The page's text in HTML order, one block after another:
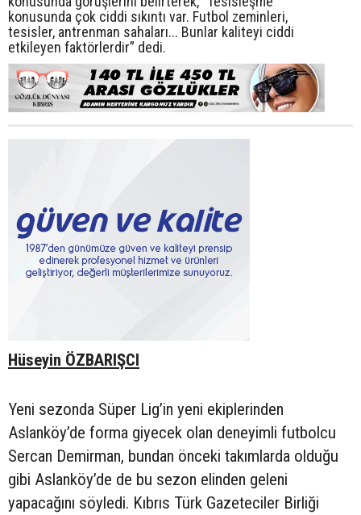
konusunda çok ciddi sıkıntı var. Futbol zeminleri,
tesisler, antrenman sahaları... Bunlar kaliteyi ciddi
etkileyen faktörlerdir” dedi.
Hüseyin ÖZBARIŞCI
Yeni sezonda Süper Lig’in yeni ekiplerinden
Aslanköy’de forma giyecek olan deneyimli futbolcu
Sercan Demirman, bundan önceki takımlarda olduğu
gibi Aslanköy’de de bu sezon elinden geleni
yapacağını söyledi. Kıbrıs Türk Gazeteciler Birliği